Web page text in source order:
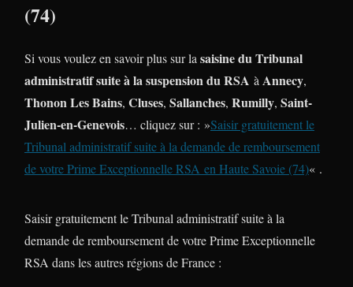
(74)
Si vous voulez en savoir plus sur la saisine du Tribunal
administratif suite à la suspension du RSA à Annecy,
Thonon Les Bains, Cluses, Sallanches, Rumilly, Saint-
Julien-en-Genevois… cliquez sur : »Saisir gratuitement le
Tribunal administratif suite à la demande de remboursement
de votre Prime Exceptionnelle RSA en Haute Savoie (74)« .
Saisir gratuitement le Tribunal administratif suite à la
demande de remboursement de votre Prime Exceptionnelle
RSA dans les autres régions de France :